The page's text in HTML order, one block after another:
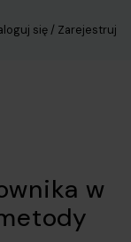
się / Zarejestruj
w